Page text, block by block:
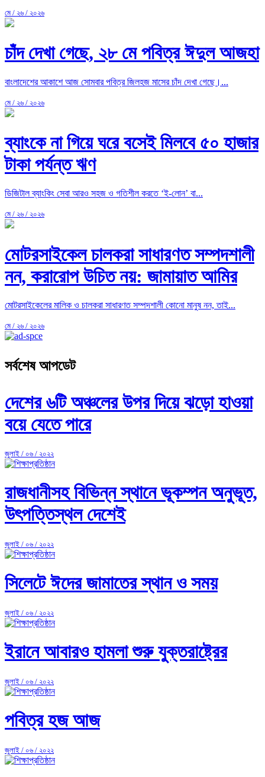
মে / ২৬ / ২০২৬
চাঁদ দেখা গেছে, ২৮ মে পবিত্র ঈদুল আজহা
বাংলাদেশের আকাশে আজ সোমবার পবিত্র জিলহজ মাসের চাঁদ দেখা গেছে।...
মে / ২৬ / ২০২৬
ব্যাংকে না গিয়ে ঘরে বসেই মিলবে ৫০ হাজার
টাকা পর্যন্ত ঋণ
ডিজিটাল ব্যাংকিং সেবা আরও সহজ ও গতিশীল করতে ‘ই-লোন’ বা...
মে / ২৬ / ২০২৬
মোটরসাইকেল চালকরা সাধারণত সম্পদশালী
নন, করারোপ উচিত নয়: জামায়াত আমির
মোটরসাইকেলের মালিক ও চালকরা সাধারণত সম্পদশালী কোনো মানুষ নন, তাই...
মে / ২৬ / ২০২৬
সর্বশেষ আপডেট
দেশের ৬টি অঞ্চলের উপর দিয়ে ঝড়ো হাওয়া
বয়ে যেতে পারে
জুলাই / ০৬ / ২০২২
রাজধানীসহ বিভিন্ন স্থানে ভূকম্পন অনুভূত,
উৎপত্তিস্থল দেশেই
জুলাই / ০৬ / ২০২২
সিলেটে ঈদের জামাতের স্থান ও সময়
জুলাই / ০৬ / ২০২২
ইরানে আবারও হামলা শুরু যুক্তরাষ্ট্রের
জুলাই / ০৬ / ২০২২
পবিত্র হজ আজ
জুলাই / ০৬ / ২০২২